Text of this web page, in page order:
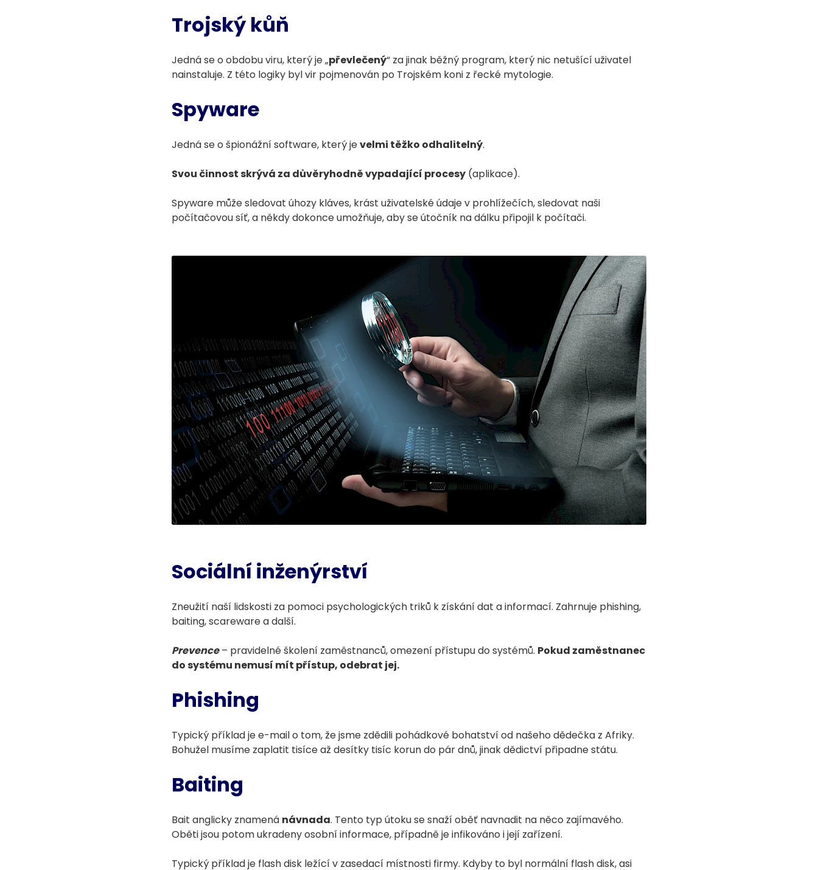
Trojský kůň
Jedná se o obdobu viru, který je „převlečený“ za jinak běžný program, který nic netušící uživatel
nainstaluje. Z této logiky byl vir pojmenován po Trojském koni z řecké mytologie.
Spyware
Jedná se o špionážní software, který jevelmi těžko odhalitelný.
Svou činnost skrývá za důvěryhodně vypadající procesy (aplikace).
Spyware může sledovat úhozy kláves, krást uživatelské údaje v prohlížečích, sledovat naši
počítačovou síť, a někdy dokonce umožňuje, aby se útočník na dálku připojil k počítači.
Sociální inženýrství
Zneužití naší lidskosti za pomoci psychologických triků k získání dat a informací. Zahrnuje phishing,
baiting, scareware a další.
Prevence– pravidelné školení zaměstnanců, omezení přístupu do systémů. Pokud zaměstnanec
do systému nemusí mít přístup, odebrat jej.
Phishing
Typický příklad je e-mail o tom, že jsme zdědili pohádkové bohatství od našeho dědečka z Afriky.
Bohužel musíme zaplatit tisíce až desítky tisíc korun do pár dnů, jinak dědictví připadne státu.
Baiting
Bait anglicky znamená návnada. Tento typ útoku se snaží oběť navnadit na něco zajímavého.
Oběti jsou potom ukradeny osobní informace, případně je infikováno i její zařízení.
Typický příklad je flash disk ležící v zasedací místnosti firmy. Kdyby to byl normální flash disk, asi